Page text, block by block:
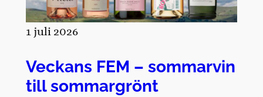
1 juli 2026
Veckans FEM – sommarvin
till sommargrönt